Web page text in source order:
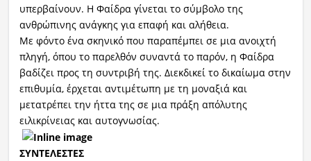
υπερβαίνουν. Η Φαίδρα γίνεται το σύμβολο της
ανθρώπινης ανάγκης για επαφή και αλήθεια.
Με φόντο ένα σκηνικό που παραπέμπει σε μια ανοιχτή
πληγή, όπου το παρελθόν συναντά το παρόν, η Φαίδρα
βαδίζει προς τη συντριβή της. Διεκδικεί το δικαίωμα στην
επιθυμία, έρχεται αντιμέτωπη με τη μοναξιά και
μετατρέπει την ήττα της σε μια πράξη απόλυτης
ειλικρίνειας και αυτογνωσίας.
ΣΥΝΤΕΛΕΣΤΕΣ